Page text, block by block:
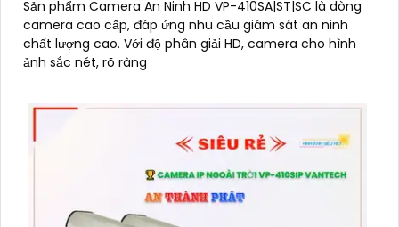
Sản phẩm Camera An Ninh HD VP-410SA|ST|SC là dòng
camera cao cấp, đáp ứng nhu cầu giám sát an ninh
chất lượng cao. Với độ phân giải HD, camera cho hình
ảnh sắc nét, rõ ràng